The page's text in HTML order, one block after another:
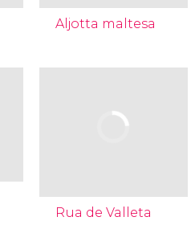
Aljotta maltesa
Rua de Valleta